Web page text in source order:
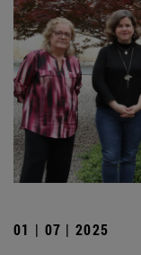
01 | 07 | 2025